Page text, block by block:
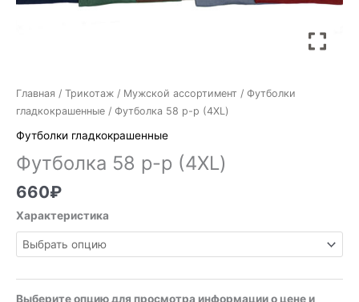
Главная / Трикотаж / Мужской ассортимент / Футболки
гладкокрашенные / Футболка 58 р-р (4XL)
Футболки гладкокрашенные
Футболка 58 р-р (4XL)
660₽
Характеристика
Выберите опцию для просмотра информации о цене и